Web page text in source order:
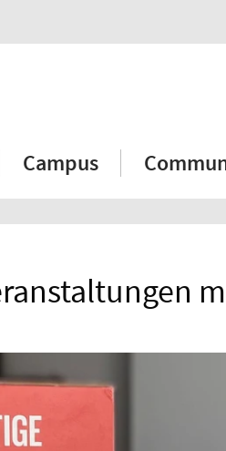
Campus